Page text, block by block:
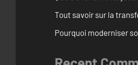
Tout savoir sur la
Pourquoi moderniser